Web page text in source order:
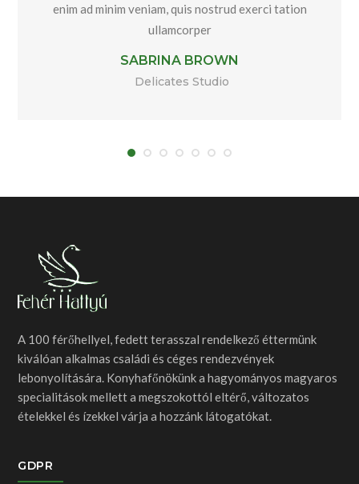
enim ad minim veniam, quis nostrud exerci tation
ullamcorper
SABRINA BROWN
Delicates Studio
A 100 férőhellyel, fedett terasszal rendelkező éttermünk
kiválóan alkalmas családi és céges rendezvények
lebonyolítására. Konyhafőnökünk a hagyományos magyaros
specialitások mellett a megszokottól eltérő, változatos
ételekkel és ízekkel várja a hozzánk látogatókat.
GDPR